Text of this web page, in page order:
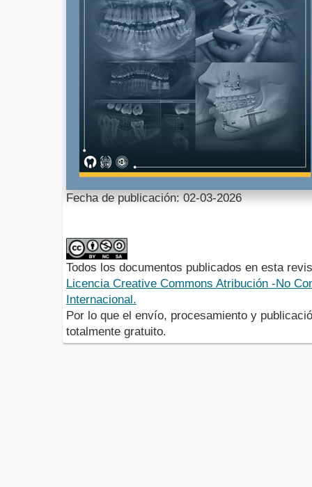
Fecha de publicación: 02-03-2026
Todos los documentos publicados en esta
Licencia Creative Commons Atribución -No
Internacional.
Por lo que el envío, procesamiento y
totalmente gratuito.